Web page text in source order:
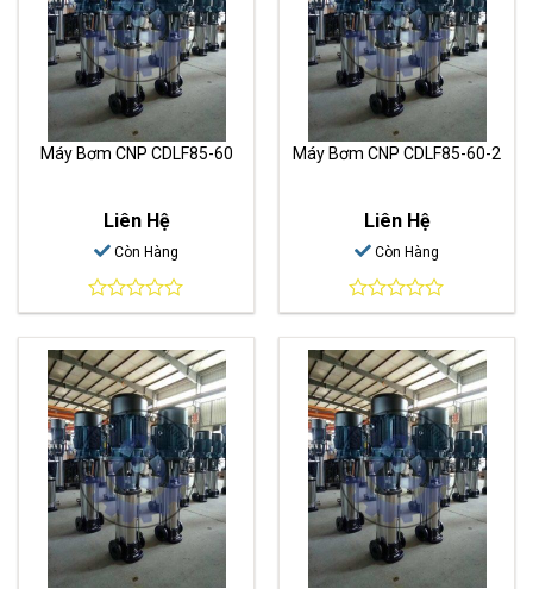
Máy Bơm CNP CDLF85-60
Liên Hệ
Còn Hàng
0
out
of
5
Máy Bơm CNP CDLF85-60-2
Liên Hệ
Còn Hàng
0
out
of
5